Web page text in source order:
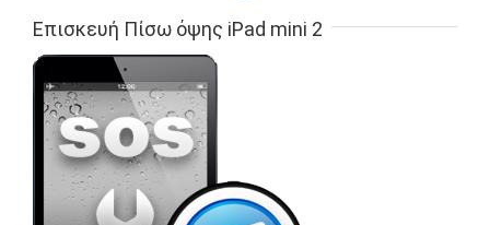
Επισκευή Πίσω όψης iPad mini 2